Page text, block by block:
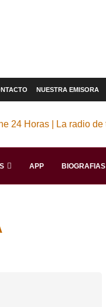
NUESTRA EMISORA
APP BIOGRAFIAS